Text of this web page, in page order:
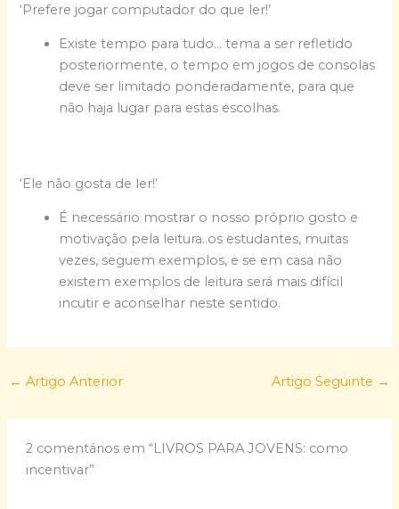
‘Prefere jogar computador do que ler!’
Existe tempo para tudo… tema a ser refletido
posteriormente, o tempo em jogos de consolas
deve ser limitado ponderadamente, para que
não haja lugar para estas escolhas.
‘Ele não gosta de ler!’
É necessário mostrar o nosso próprio gosto e
motivação pela leitura..os estudantes, muitas
vezes, seguem exemplos, e se em casa não
existem exemplos de leitura será mais difícil
incutir e aconselhar neste sentido.
← Artigo Anterior Artigo Seguinte →
2 comentários em “LIVROS PARA JOVENS: como
incentivar”